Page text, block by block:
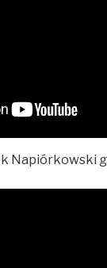
Napiórkowski